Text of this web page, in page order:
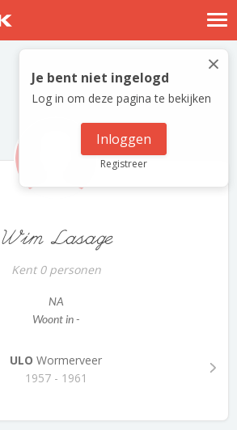
Nostalgische verhalen
Log in
Meld je gratis aan
×
Je bent niet ingelogd
Log in om deze pagina te bekijken
Inloggen
Registreer
Wim Lasage
Kent 0 personen
NA
Woont in -
ULO Wormerveer
1957 - 1961